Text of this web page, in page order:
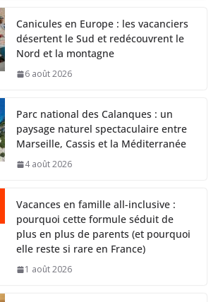
Canicules en Europe : les vacanciers
désertent le Sud et redécouvrent le
Nord et la montagne
6 août 2026
Parc national des Calanques : un
paysage naturel spectaculaire entre
Marseille, Cassis et la Méditerranée
4 août 2026
Vacances en famille all-inclusive :
pourquoi cette formule séduit de
plus en plus de parents (et pourquoi
elle reste si rare en France)
1 août 2026